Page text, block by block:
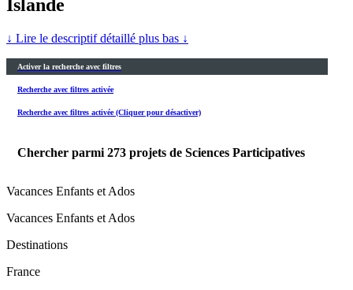
Islande
↓ Lire le descriptif détaillé plus bas ↓
Activer la recherche avec filtres
Recherche avec filtres activée
Recherche avec filtres activée (Cliquer pour désactiver)
Chercher parmi 273 projets de Sciences Participatives
Vacances Enfants et Ados
Vacances Enfants et Ados
Destinations
France